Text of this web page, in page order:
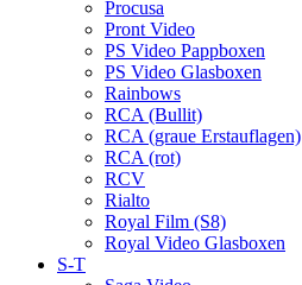
Procusa
Pront Video
PS Video Pappboxen
PS Video Glasboxen
Rainbows
RCA (Bullit)
RCA (graue Erstauflagen)
RCA (rot)
RCV
Rialto
Royal Film (S8)
Royal Video Glasboxen
S-T